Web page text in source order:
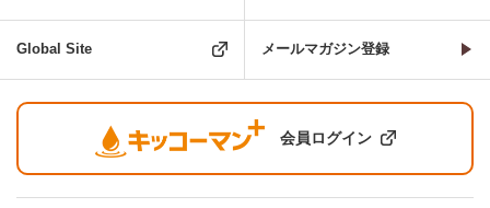
Global Site メールマガジン登録
会員ログイン